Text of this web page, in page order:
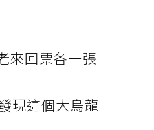
來回票各一張
現這個大烏龍